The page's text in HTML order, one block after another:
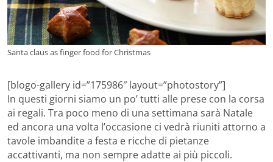
Santa claus as finger food for Christmas
[blogo-gallery id=”175986″ layout=”photostory”]
In questi giorni siamo un po’ tutti alle prese con la corsa
ai regali. Tra poco meno di una settimana sarà Natale
ed ancora una volta l’occasione ci vedrà riuniti attorno a
tavole imbandite a festa e ricche di pietanze
accattivanti, ma non sempre adatte ai più piccoli.